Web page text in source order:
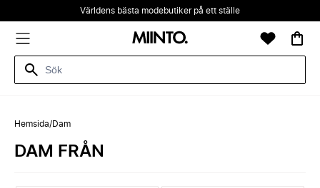
Världens bästa modebutiker på ett ställe
Hemsida/Dam
DAM FRÅN